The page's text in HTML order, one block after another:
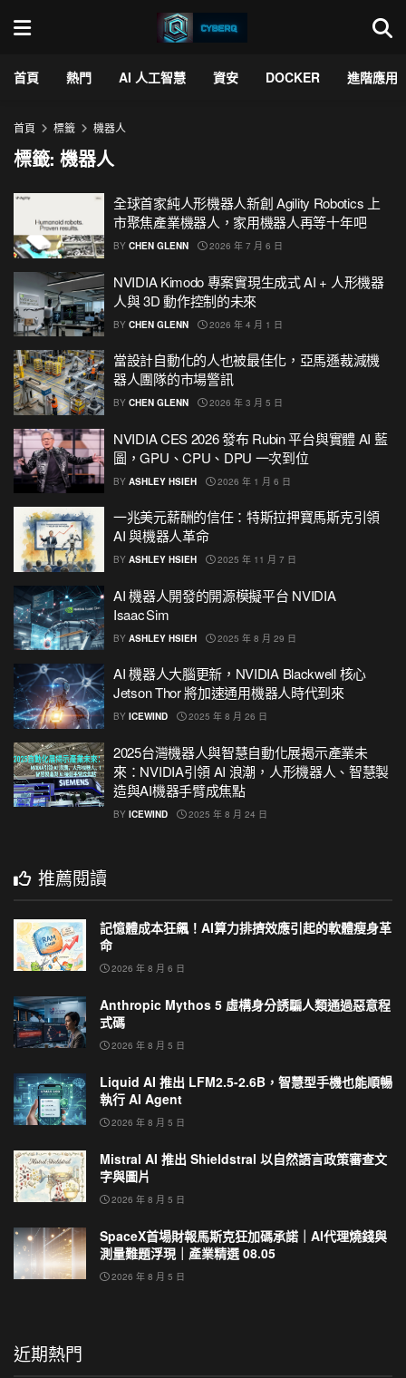
首頁 熱門 AI 人工智慧 資安 DOCKER 進階應用
首頁 標籤 機器人
標籤:機器人
全球首家純人形機器人新創 Agility Robotics 上
市聚焦產業機器人，家用機器人再等十年吧
BY CHEN GLENN 2026 年 7 月 6 日
NVIDIA Kimodo 專案實現生成式 AI + 人形機器
人與 3D 動作控制的未來
BY CHEN GLENN 2026 年 4 月 1 日
當設計自動化的人也被最佳化，亞馬遜裁減機
器人團隊的市場警訊
BY CHEN GLENN 2026 年 3 月 5 日
NVIDIA CES 2026 發布 Rubin 平台與實體 AI 藍
圖，GPU、CPU、DPU 一次到位
BY ASHLEY HSIEH 2026 年 1 月 6 日
一兆美元薪酬的信任：特斯拉押寶馬斯克引領
AI 與機器人革命
BY ASHLEY HSIEH 2025 年 11 月 7 日
AI 機器人開發的開源模擬平台 NVIDIA
Isaac Sim
BY ASHLEY HSIEH 2025 年 8 月 29 日
AI 機器人大腦更新，NVIDIA Blackwell 核心
Jetson Thor 將加速通用機器人時代到來
BY ICEWIND 2025 年 8 月 26 日
2025台灣機器人與智慧自動化展揭示產業未
來：NVIDIA引領 AI 浪潮，人形機器人、智慧製
造與AI機器手臂成焦點
BY ICEWIND 2025 年 8 月 24 日
推薦閱讀
記憶體成本狂飆！AI算力排擠效應引起的軟體瘦身革
命
2026 年 8 月 6 日
Anthropic Mythos 5 虛構身分誘騙人類通過惡意程
式碼
2026 年 8 月 5 日
Liquid AI 推出 LFM2.5-2.6B，智慧型手機也能順暢
執行 AI Agent
2026 年 8 月 5 日
Mistral AI 推出 Shieldstral 以自然語言政策審查文
字與圖片
2026 年 8 月 5 日
SpaceX首場財報馬斯克狂加碼承諾｜AI代理燒錢與
測量難題浮現｜產業精選 08.05
2026 年 8 月 5 日
近期熱門